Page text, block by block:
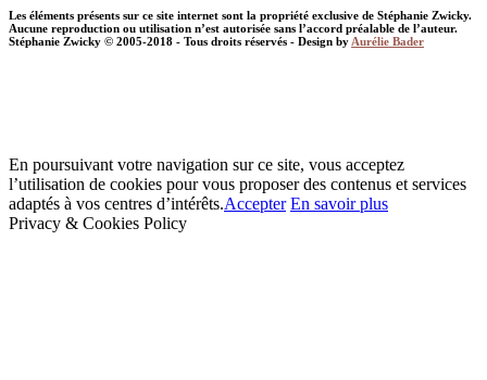
Les éléments présents sur ce site internet sont la propriété exclusive de Stéphanie Zwicky.
Aucune reproduction ou utilisation n’est autorisée sans l’accord préalable de l’auteur.
Stéphanie Zwicky © 2005-2018 - Tous droits réservés - Design by Aurélie Bader
En poursuivant votre navigation sur ce site, vous acceptez
l’utilisation de cookies pour vous proposer des contenus et services
adaptés à vos centres d’intérêts.Accepter En savoir plus
Privacy & Cookies Policy